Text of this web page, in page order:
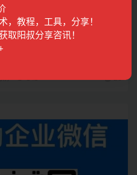
各类问题解决
187
与AEO实战：轻松实现300%网
，教程，工具，分享！
取阳叔分享咨讯！